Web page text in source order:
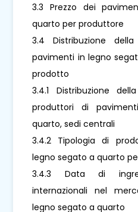
3.3 Prezzo dei
quarto per produttore
3.4 Distribuzione
pavimenti in legno
prodotto
3.4.1 Distribuzione
produttori di
quarto, sedi centrali
3.4.2 Tipologia di
legno segato a quarto
3.4.3 Data di
internazionali nel
legno segato a quarto